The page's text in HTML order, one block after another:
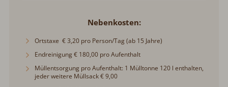
Nebenkosten
Ortstaxe € 3,20 pro Person/Tag (ab 15 Jahre)
Endreinigung € 180,00 pro Aufenthalt
Müllentsorgung pro Aufenthalt: 1 Mülltonne 120 l enthalten,
jeder weitere Müllsack € 9,00